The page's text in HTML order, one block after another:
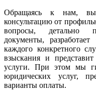
Обращаясь к нам, вы
консультацию от
вопросы, детально
документы,
каждого конкретного
взыскания и
услуги. При этом мы
юридических услуг,
варианты оплаты.